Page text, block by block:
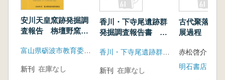
安川天皇窯跡発掘調
査報告 栴壇野窯跡
跡の調査
新刊 在庫なし
香川・下寺尾遺跡群
発掘調査報告書 神
新刊 在庫なし
古代聚落の
展過程
赤松啓介 著
明石書店